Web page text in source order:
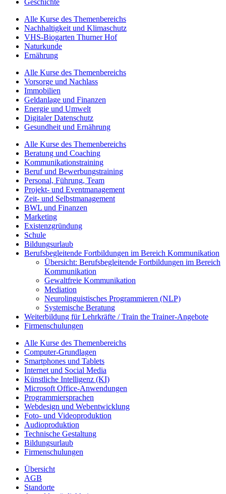
Alle Kurse des Themenbereichs
Nachhaltigkeit und Klimaschutz
VHS-Biogarten Thurner Hof
Naturkunde
Ernährung
Alle Kurse des Themenbereichs
Vorsorge und Nachlass
Immobilien
Geldanlage und Finanzen
Energie und Umwelt
Digitaler Datenschutz
Gesundheit und Ernährung
Alle Kurse des Themenbereichs
Beratung und Coaching
Kommunikationstraining
Beruf und Bewerbungstraining
Personal, Führung, Team
Projekt- und Eventmanagement
Zeit- und Selbstmanagement
BWL und Finanzen
Marketing
Existenzgründung
Schule
Bildungsurlaub
Berufsbegleitende Fortbildungen im Bereich Kommunikation
Übersicht: Berufsbegleitende Fortbildungen im Bereich
Kommunikation
Gewaltfreie Kommunikation
Mediation
Neurolinguistisches Programmieren (NLP)
Systemische Beratung
Weiterbildung für Lehrkräfte / Train the Trainer-Angebote
Firmenschulungen
Alle Kurse des Themenbereichs
Computer-Grundlagen
Smartphones und Tablets
Internet und Social Media
Künstliche Intelligenz (KI)
Microsoft Office-Anwendungen
Programmiersprachen
Webdesign und Webentwicklung
Foto- und Videoproduktion
Audioproduktion
Technische Gestaltung
Bildungsurlaub
Firmenschulungen
Übersicht
AGB
Standorte